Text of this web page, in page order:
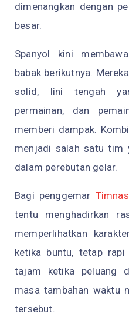
dimenangkan dengan
besar.
Spanyol kini
babak berikutnya.
solid, lini tengah
permainan, dan
memberi dampak.
menjadi salah satu tim
dalam perebutan gelar.
Bagi penggemar Timnas
tentu menghadirkan
memperlihatkan
ketika buntu, tetap
tajam ketika peluang
masa tambahan waktu
tersebut.